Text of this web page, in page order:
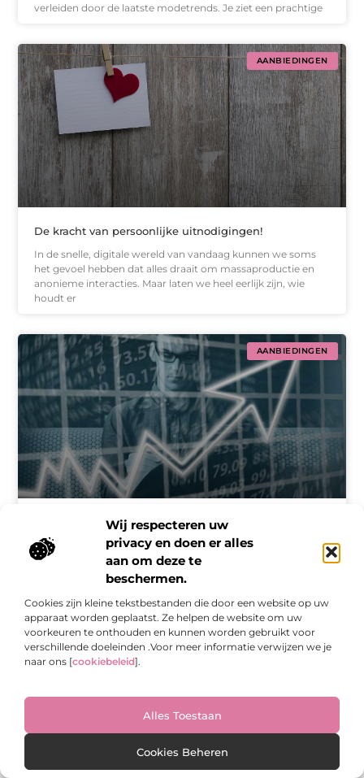
Wij respecteren uw
privacy en doen er alles
aan om deze te
beschermen.
Cookies zijn kleine tekstbestanden die door een website op uw
apparaat worden geplaatst. Ze helpen de website om uw
voorkeuren te onthouden en kunnen worden gebruikt voor
verschillende doeleinden .Voor meer informatie verwijzen we je
naar ons [cookiebeleid].
Alles Toestaan
Cookies Beheren
verleiden door de laatste modetrends. Je ziet een prachtige
AANBIEDINGEN
De kracht van persoonlijke uitnodigingen!
In de snelle, digitale wereld van vandaag kunnen we soms
het gevoel hebben dat alles draait om massaproductie en
anonieme interacties. Maar laten we heel eerlijk zijn, wie
houdt er
AANBIEDINGEN
Driesteden Business: Jouw Weg naar Lokale
Zakelijke Triomf
Driesteden Business: Jouw Weg naar Lokale Zakelijke Triomf
In de levendige wereld van het zakenleven is het smeden
kansen van onschatbare